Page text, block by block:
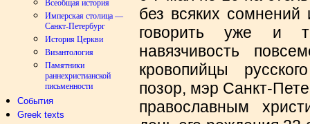
Всеобщая история
Имперская столица —
Санкт-Петербург
История Церкви
Византология
Памятники
раннехристианской
письменности
События
Greek texts
без всяких
говорить уже и
навязчивость
кровопийцы
позор, мэр Санкт-
православным